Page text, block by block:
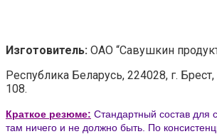
Изготовитель: ОАО “Савушкин
Республика Беларусь, 224028, г.
108.
Краткое резюме: Стандартный состав для
там ничего и не должно быть. По